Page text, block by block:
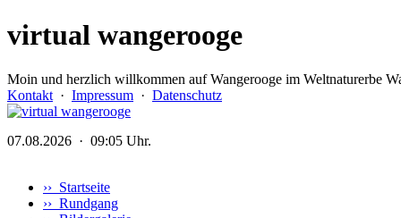
virtual wangerooge
Moin und herzlich willkommen auf Wangerooge im Weltnaturerbe
Kontakt · Impressum · Datenschutz
07.08.2026 · 09:05 Uhr.
›› Startseite
›› Rundgang